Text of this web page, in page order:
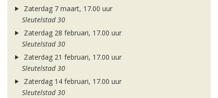
Zaterdag 7 maart, 17.00 uur
Sleutelstad 30
Zaterdag 28 februari, 17.00 uur
Sleutelstad 30
Zaterdag 21 februari, 17.00 uur
Sleutelstad 30
Zaterdag 14 februari, 17.00 uur
Sleutelstad 30